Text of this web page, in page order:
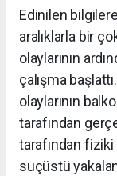
Edinilen
aralıklarla bir
olaylarının
çalışma
olaylarının
tarafından
tarafından fiziki
suçüstü